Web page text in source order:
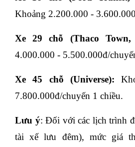
Khoảng 2.200.000 -
Xe 29 chỗ (Thaco Town,
4.000.000 - 5.500.000đ/
Xe 45 chỗ (Universe):
7.800.000đ/chuyến 1 chiều.
Lưu ý: Đối với các lịch trình
tài xế lưu đêm), mức giá